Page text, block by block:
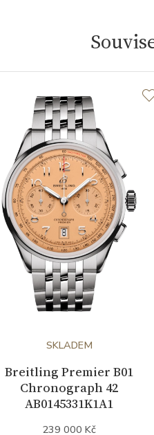
SKLADEM
Breitling Premier B01
Chronograph 42
AB0145331K1A1
239 000 Kč